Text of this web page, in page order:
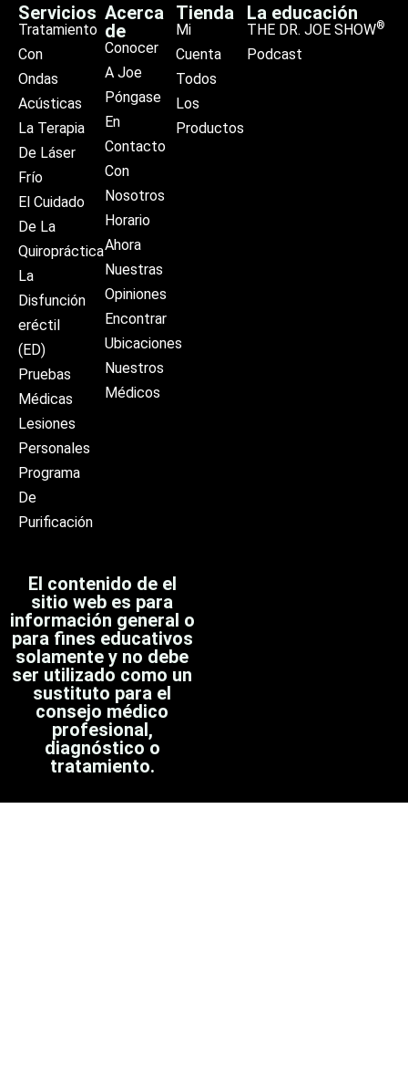
Servicios
Tratamiento
Con
Ondas
Acústicas
La Terapia
De Láser
Frío
El Cuidado
De La
Quiropráctica
La
Disfunción
eréctil
(ED)
Pruebas
Médicas
Lesiones
Personales
Programa
De
Purificación
Acerca
de
Conocer
A Joe
Póngase
En
Contacto
Con
Nosotros
Horario
Ahora
Nuestras
Opiniones
Encontrar
Ubicaciones
Nuestros
Médicos
Tienda
Mi
Cuenta
Todos
Los
Productos
La educación
THE DR. JOE SHOW®
Podcast
El contenido de el
sitio web es para
información general o
para fines educativos
solamente y no debe
ser utilizado como un
sustituto para el
consejo médico
profesional,
diagnóstico o
tratamiento.